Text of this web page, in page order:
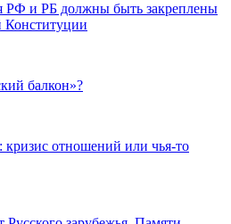
РФ и РБ должны быть закреплены
Конституции
балкон»?
кризис отношений или чья-то